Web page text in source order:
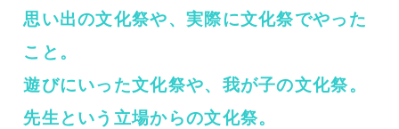
思い出の文化祭や、実際に文化祭でやった
こと。
遊びにいった文化祭や、我が子の文化祭。
先生という立場からの文化祭。